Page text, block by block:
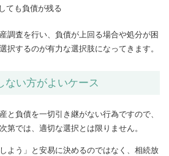
ても負債が残る
調査を行い、負債が上回る場合や処分が困
択するのが有力な選択肢になってきます。
ない方がよいケース
と負債を一切引き継がない行為ですので、
第では、適切な選択とは限りません。
よう」と安易に決めるのではなく、相続放